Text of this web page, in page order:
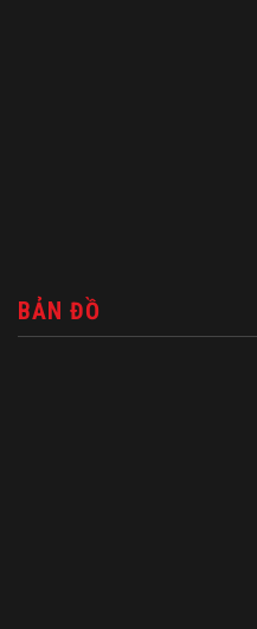
BẢN ĐỒ